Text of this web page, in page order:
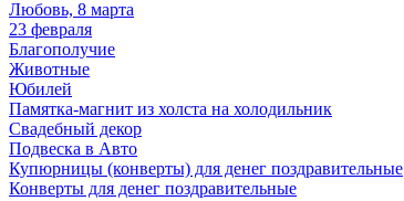
Любовь, 8 марта
23 февраля
Благополучие
Животные
Юбилей
Памятка-магнит из холста на холодильник
Свадебный декор
Подвеска в Авто
Купюрницы (конверты) для денег поздравительные
Конверты для денег поздравительные